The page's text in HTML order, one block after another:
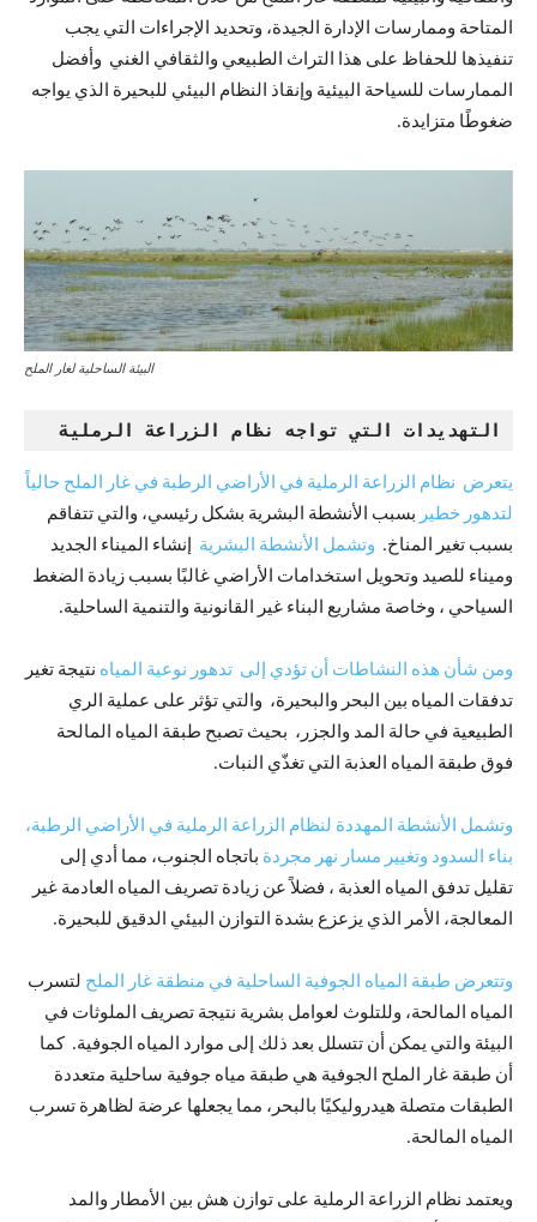
المتاحة وممارسات الإدارة الجيدة، وتحديد الإجراءات التي يجب
تنفيذها للحفاظ على هذا التراث الطبيعي والثقافي الغني وأفضل
الممارسات للسياحة البيئية وإنقاذ النظام البيئي للبحيرة الذي يواجه
ضغوطًا متزايدة.
البيئة الساحلية لغار الملح
التهديدات التي تواجه نظام الزراعة الرملية
يتعرض نظام الزراعة الرملية في الأراضي الرطبة في غار الملح حالياً
لتدهور خطير بسبب الأنشطة البشرية بشكل رئيسي، والتي تتفاقم
بسبب تغير المناخ. وتشمل الأنشطة البشرية إنشاء الميناء الجديد
وميناء للصيد وتحويل استخدامات الأراضي غالبًا بسبب زيادة الضغط
السياحي ، وخاصة مشاريع البناء غير القانونية والتنمية الساحلية.
ومن شأن هذه النشاطات أن تؤدي إلى تدهور نوعية المياه نتيجة تغير
تدفقات المياه بين البحر والبحيرة، والتي تؤثر على عملية الري
الطبيعية في حالة المد والجزر، بحيث تصبح طبقة المياه المالحة
فوق طبقة المياه العذبة التي تغذّي النبات.
وتشمل الأنشطة المهددة لنظام الزراعة الرملية في الأراضي الرطبة،
بناء السدود وتغيير مسار نهر مجردة باتجاه الجنوب، مما أدي إلى
تقليل تدفق المياه العذبة ، فضلاً عن زيادة تصريف المياه العادمة غير
المعالجة، الأمر الذي يزعزع بشدة التوازن البيئي الدقيق للبحيرة.
وتتعرض طبقة المياه الجوفية الساحلية في منطقة غار الملح لتسرب
المياه المالحة، وللتلوث لعوامل بشرية نتيجة تصريف الملوثات في
البيئة والتي يمكن أن تتسلل بعد ذلك إلى موارد المياه الجوفية. كما
أن طبقة غار الملح الجوفية هي طبقة مياه جوفية ساحلية متعددة
الطبقات متصلة هيدروليكيًا بالبحر، مما يجعلها عرضة لظاهرة تسرب
المياه المالحة.
ويعتمد نظام الزراعة الرملية على توازن هش بين الأمطار والمد